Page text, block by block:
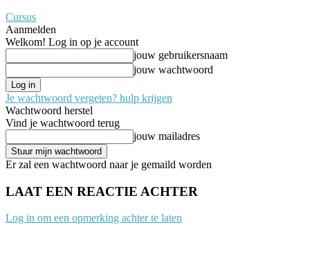
Cursus
Aanmelden
Welkom! Log in op je account
jouw gebruikersnaam
jouw wachtwoord
Je wachtwoord vergeten? hulp krijgen
Wachtwoord herstel
Vind je wachtwoord terug
jouw mailadres
Er zal een wachtwoord naar je gemaild worden
LAAT EEN REACTIE ACHTER
Log in om een opmerking achter te laten